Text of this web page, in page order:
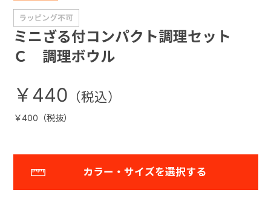
ミニざる付コンパクト調理セット
Ｃ 調理ボウル
￥440
￥400（税抜）
カラー・サイズを選択する